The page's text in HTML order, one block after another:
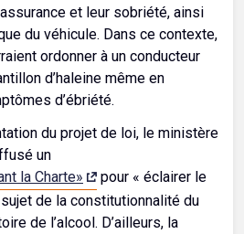
et leur sobriété, ainsi
du véhicule. Dans ce contexte,
ordonner à un conducteur
d’haleine même en
d’ébriété.
du projet de loi, le ministère
un
la Charte»
pour « éclairer le
de la constitutionnalité du
de l’alcool. D’ailleurs, la